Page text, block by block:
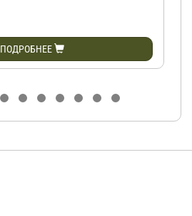
ПОДРОБНЕЕ